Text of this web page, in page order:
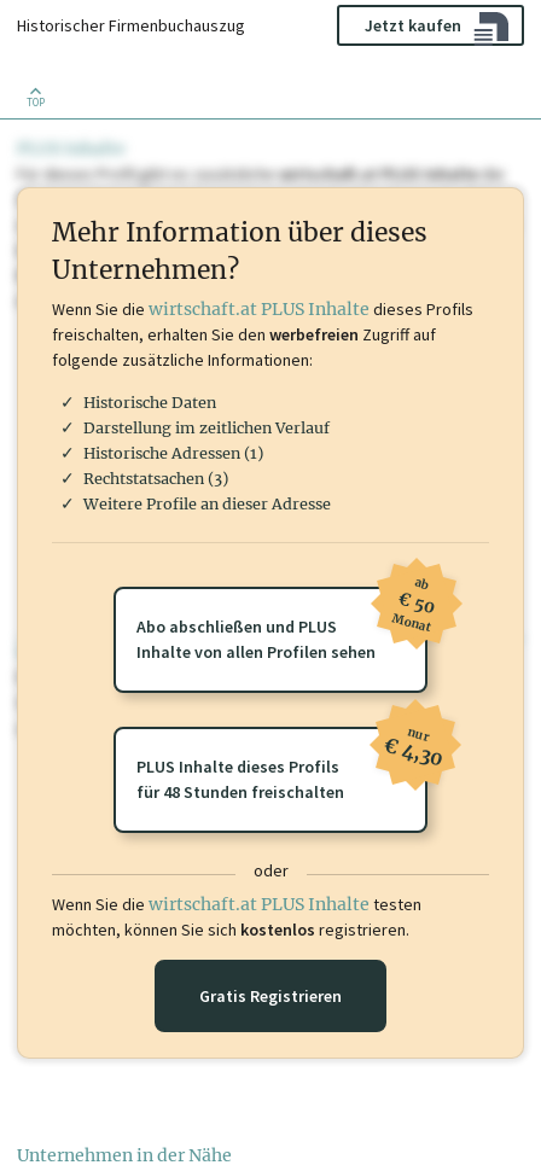
Historischer Firmenbuchauszug Jetzt kaufen
TOP
Für dieses Profil gibt es zusätzlichewirtschaft.at PLUS Inhaltedie
Sie momentan nicht einsehen können. Schalten Sie dieses Profil frei
oder loggen Sie sich ein um diese Inhalte zu sehen. wirtschaft.at PLUS
Marken, Patente, Rechtstatsachen, OTS-Aussendungen, und viele
mehr.
wirtschaft.at PLUS
Sie momentan nicht einsehen können. Schalten Sie dieses Profil frei
oder loggen Sie sich ein um diese Inhalte zu sehen.
Mehr Information über dieses
Unternehmen?
Wenn Sie die wirtschaft.at PLUS Inhalte dieses Profils
freischalten, erhalten Sie den werbefreien Zugriff auf
folgende zusätzliche Informationen:
Historische Daten
Darstellung im zeitlichen Verlauf
Historische Adressen (1)
Rechtstatsachen (3)
Weitere Profile an dieser Adresse
Abo abschließen und PLUS
Inhalte von allen Profilen sehen
ab
€ 50
Monat
PLUS Inhalte dieses Profils
für 48 Stunden freischalten
nur
€ 4,30
oder
Wenn Sie die wirtschaft.at PLUS Inhalte testen
möchten, können Sie sich kostenlos registrieren.
Gratis Registrieren
Unternehmen in der Nähe